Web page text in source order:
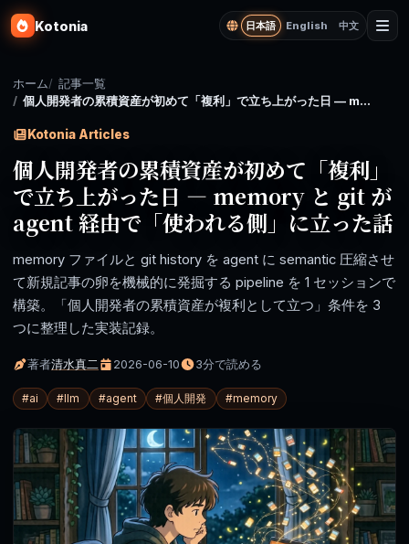
Kotonia 日本語 English 中文
ホーム
記事一覧
個人開発者の累積資産が初めて「複利」で立ち上がった日 — memory と git が agent 経由で「使われる側」に立った話
Kotonia Articles
個人開発者の累積資産が初めて「複利」
で立ち上がった日 — memory と git が
agent 経由で「使われる側」に立った話
memory ファイルと git history を agent に semantic 圧縮させ
て新規記事の卵を機械的に発掘する pipeline を 1 セッションで
構築。「個人開発者の累積資産が複利として立つ」条件を 3
つに整理した実装記録。
著者清水真二 2026-06-10 3分で読める
#ai #llm #agent #個人開発 #memory